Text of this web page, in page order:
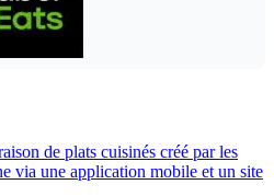
de plats cuisinés créé par les
via une application mobile et un site